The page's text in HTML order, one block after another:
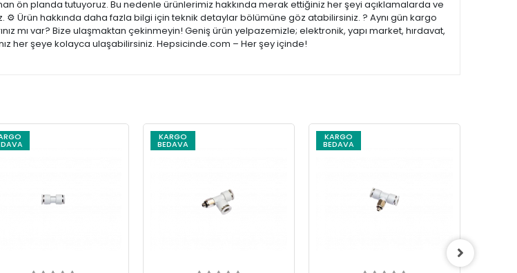
ön planda tutuyoruz. Bu nedenle ürünlerimiz hakkında merak ettiğiniz her şeyi açıklamalarda ve
⚙️ Ürün hakkında daha fazla bilgi için teknik detaylar bölümüne göz atabilirsiniz. ? Aynı gün kargo
mı var? Bize ulaşmaktan çekinmeyin! Geniş ürün yelpazemizle; elektronik, yapı market, hırdavat,
her şeye kolayca ulaşabilirsiniz. Hepsicinde.com – Her şey içinde!
KARGO
BEDAVA
KARGO
BEDAVA